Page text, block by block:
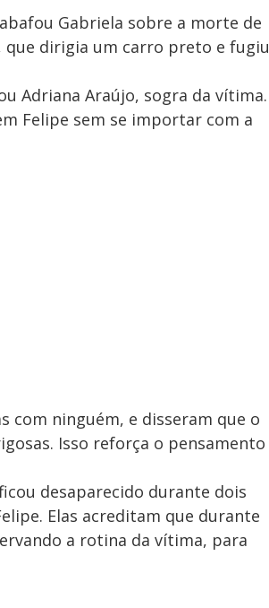
Gabriela sobre a morte de
que dirigia um carro preto e fugiu
Adriana Araújo, sogra da vítima.
Felipe sem se importar com a
com ninguém, e disseram que o
Isso reforça o pensamento
desaparecido durante dois
Elas acreditam que durante
a rotina da vítima, para